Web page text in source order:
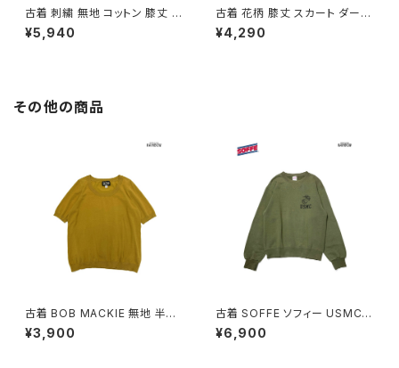
古着 刺繍 無地 コットン 膝丈 ス
カート 紺 (ba2607004)
¥5,940
古着 花柄 膝丈 スカート ダーク
グリーン (btu2604018)
¥4,290
その他の商品
古着 BOB MACKIE 無地 半袖
ニット マスタード 黄 (ttu25090
76)
¥3,900
古着 SOFFE ソフィー USMC
アメリカ製 ロゴ 長袖 スウェット
トレーナー 緑 カーキ (ttu2508
¥6,900